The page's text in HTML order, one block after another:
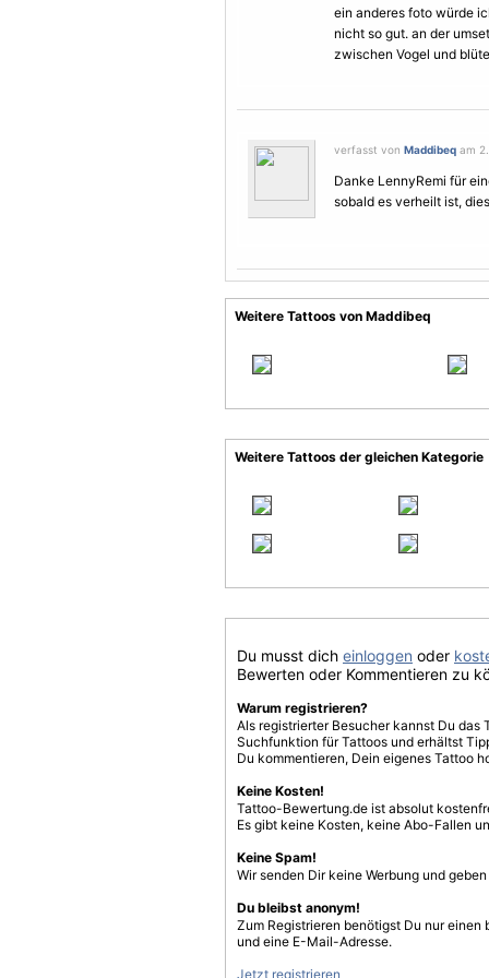
ein anderes foto würde
nicht so gut. an der
zwischen Vogel und
verfasst von Maddibeq am
Danke LennyRemi für
sobald es verheilt ist,
Weitere Tattoos von Maddibeq
Weitere Tattoos der gleichen Kategorie
Du musst dich einloggen oder
Bewerten oder Kommentieren zu
Warum registrieren?
Als registrierter Besucher kannst Du
Suchfunktion für Tattoos und erhältst
Du kommentieren, Dein eigenes Tattoo
Keine Kosten!
Tattoo-Bewertung.de ist absolut
Es gibt keine Kosten, keine Abo-Fallen
Keine Spam!
Wir senden Dir keine Werbung und
Du bleibst anonym!
Zum Registrieren benötigst Du nur einen
und eine E-Mail-Adresse.
Jetzt registrieren